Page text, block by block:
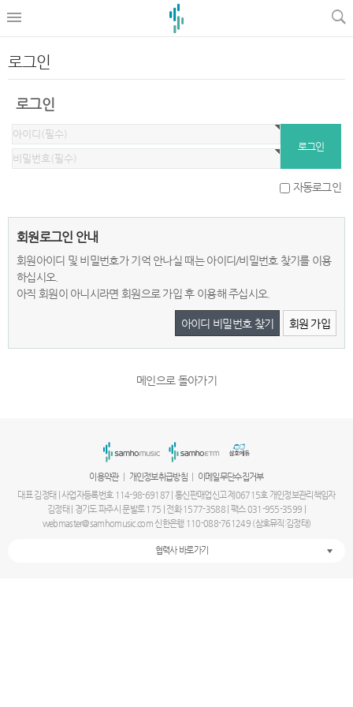
로그인
로그인
자동로그인
회원로그인 안내
회원아이디 및 비밀번호가 기억 안나실 때는 아이디/비밀번호 찾기를 이용
하십시오.
아직 회원이 아니시라면 회원으로 가입 후 이용해 주십시오.
아이디 비밀번호 찾기 회원 가입
메인으로 돌아가기
이용약관 개인정보취급방침
이메일무단수집거부
대표 김정태 | 사업자등록번호 114-98-69187 | 통신판매업신고 제06715호 개인정보관리책임자
김정태 | 경기도 파주시 문발로 175 | 전화 1577-3588 | 팩스 031-955-3599 |
webmaster@samhomusic.com 신한은행 110-088-761249 (삼호뮤직:김정태)
협력사 바로가기